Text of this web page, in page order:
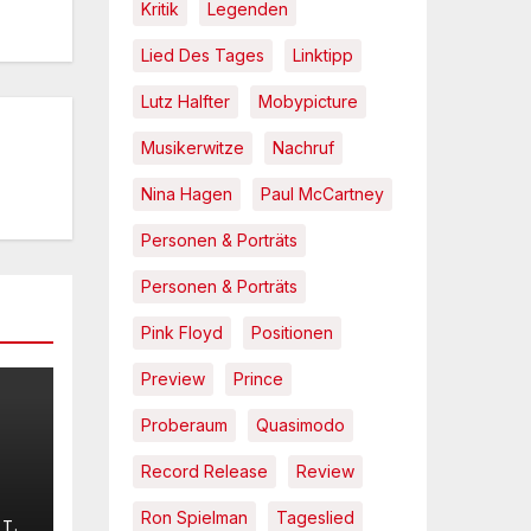
Kritik Legenden
Lied Des Tages Linktipp
Lutz Halfter Mobypicture
Musikerwitze Nachruf
Nina Hagen Paul McCartney
Personen & Porträts
Personen & Porträts
Pink Floyd Positionen
Preview Prince
Proberaum Quasimodo
Record Release Review
Ron Spielman Tageslied